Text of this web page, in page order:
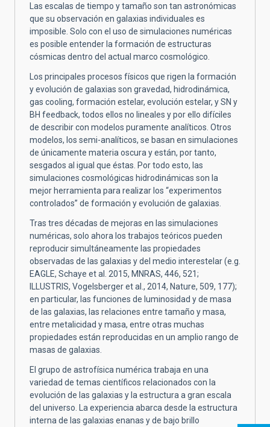
Las escalas de tiempo y tamaño son tan astronómicas
que su observación en galaxias individuales es
imposible. Solo con el uso de simulaciones numéricas
es posible entender la formación de estructuras
cósmicas dentro del actual marco cosmológico.
Los principales procesos físicos que rigen la formación
y evolución de galaxias son gravedad, hidrodinámica,
gas cooling, formación estelar, evolución estelar, y SN y
BH feedback, todos ellos no lineales y por ello difíciles
de describir con modelos puramente analíticos. Otros
modelos, los semi-analíticos, se basan en simulaciones
de únicamente materia oscura y están, por tanto,
sesgados al igual que éstas. Por todo esto, las
simulaciones cosmológicas hidrodinámicas son la
mejor herramienta para realizar los “experimentos
controlados” de formación y evolución de galaxias.
Tras tres décadas de mejoras en las simulaciones
numéricas, solo ahora los trabajos teóricos pueden
reproducir simultáneamente las propiedades
observadas de las galaxias y del medio interestelar (e.g.
EAGLE, Schaye et al. 2015, MNRAS, 446, 521;
ILLUSTRIS, Vogelsberger et al., 2014, Nature, 509, 177);
en particular, las funciones de luminosidad y de masa
de las galaxias, las relaciones entre tamaño y masa,
entre metalicidad y masa, entre otras muchas
propiedades están reproducidas en un amplio rango de
masas de galaxias.
El grupo de astrofísica numérica trabaja en una
variedad de temas científicos relacionados con la
evolución de las galaxias y la estructura a gran escala
del universo. La experiencia abarca desde la estructura
interna de las galaxias enanas y de bajo brillo